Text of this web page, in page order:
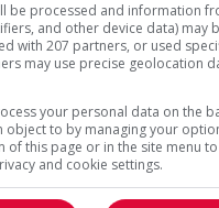
la mode
be processed and information
and other device data) may
with 207 partners, or used
may use precise geolocation
your personal data on the
object to by managing your
of this page or in the site menu
and cookie settings.